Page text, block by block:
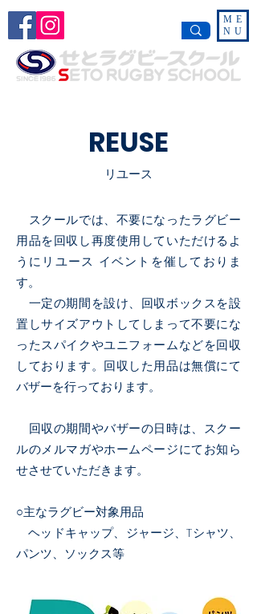
ME
NU
REUSE
​リユース
スクールでは、不要になったラグビー
用品を回収し再度使用していただけるよ
うにリユース イベントを催しておりま
す。
一定の期間を設け、回収ボックスを設
置しサイズアウトしてしまって不要にな
ったスパイクやユニフォームなどを回収
しております。回収した用品は無償にて
バザーを行っております。
回収の期間やバザーの日時は、スクー
ルのメルマガやホームページにてお知ら
せさせていただきます。
○主なラグビー対象用品
ヘッドキャップ、ジャージ、Tシャツ、
パンツ、ソックス等